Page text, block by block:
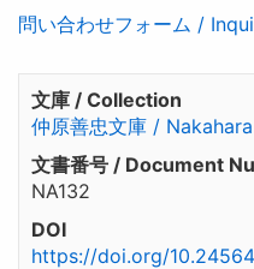
問い合わせフォーム /
文庫 / Collection
仲原善忠文庫 /
文書番号 / Document
NA132
DOI
https://doi.org/